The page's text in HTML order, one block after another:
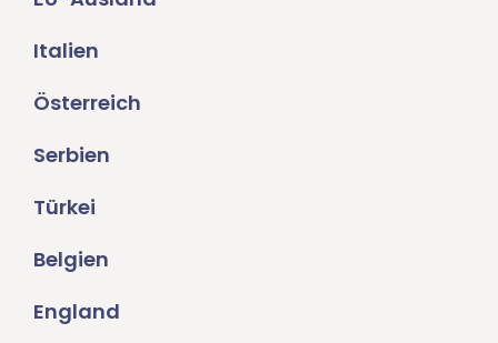
Italien
Österreich
Serbien
Türkei
Belgien
England